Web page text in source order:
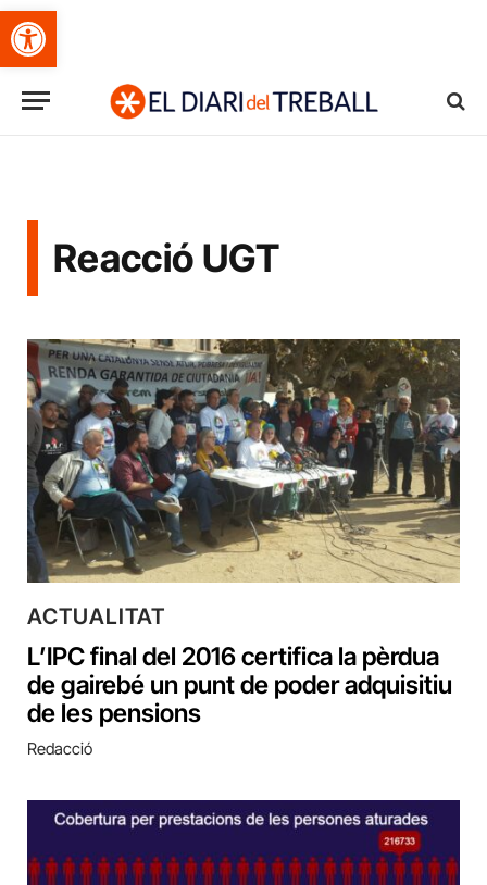
Obre la barra d'eines
Reacció UGT
ACTUALITAT
L’IPC final del 2016 certifica la pèrdua
de gairebé un punt de poder adquisitiu
de les pensions
Redacció